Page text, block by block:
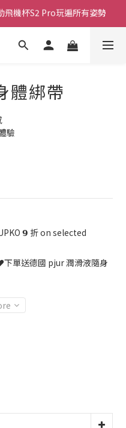
狗🩷小飛象💜
狗🩷小飛象💜
級 Ion2⚡直擊你的高潮神經
狗🩷小飛象💜
體綁帶
驗
𝟵 折 on selected
單送德國 pjur 潤滑液隨身